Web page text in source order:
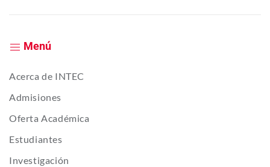
Menú
Acerca de INTEC
Admisiones
Oferta Académica
Estudiantes
Investigación